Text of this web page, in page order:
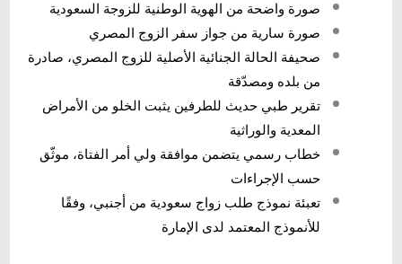
صورة واضحة من الهوية الوطنية للزوجة السعودية
صورة سارية من جواز سفر الزوج المصري
صحيفة الحالة الجنائية الأصلية للزوج المصري، صادرة
من بلده ومصدّقة
تقرير طبي حديث للطرفين يثبت الخلو من الأمراض
المعدية والوراثية
خطاب رسمي يتضمن موافقة ولي أمر الفتاة، موثّق
حسب الإجراءات
تعبئة نموذج طلب زواج سعودية من أجنبي، وفقًا
للأنموذج المعتمد لدى الإمارة